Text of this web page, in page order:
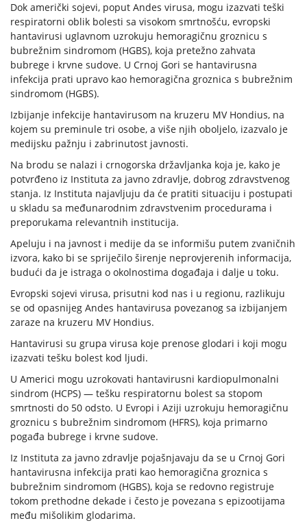
Dok američki sojevi, poput Andes virusa, mogu izazvati teški
respiratorni oblik bolesti sa visokom smrtnošću, evropski
hantavirusi uglavnom uzrokuju hemoragičnu groznicu s
bubrežnim sindromom (HGBS), koja pretežno zahvata
bubrege i krvne sudove. U Crnoj Gori se hantavirusna
infekcija prati upravo kao hemoragična groznica s bubrežnim
sindromom (HGBS).
Izbijanje infekcije hantavirusom na kruzeru MV Hondius, na
kojem su preminule tri osobe, a više njih oboljelo, izazvalo je
medijsku pažnju i zabrinutost javnosti.
Na brodu se nalazi i crnogorska državljanka koja je, kako je
potvrđeno iz Instituta za javno zdravlje, dobrog zdravstvenog
stanja. Iz Instituta najavljuju da će pratiti situaciju i postupati
u skladu sa međunarodnim zdravstvenim procedurama i
preporukama relevantnih institucija.
Apeluju i na javnost i medije da se informišu putem zvaničnih
izvora, kako bi se spriječilo širenje neprovjerenih informacija,
budući da je istraga o okolnostima događaja i dalje u toku.
Evropski sojevi virusa, prisutni kod nas i u regionu, razlikuju
se od opasnijeg Andes hantavirusa povezanog sa izbijanjem
zaraze na kruzeru MV Hondius.
Hantavirusi su grupa virusa koje prenose glodari i koji mogu
izazvati tešku bolest kod ljudi.
U Americi mogu uzrokovati hantavirusni kardiopulmonalni
sindrom (HCPS) — tešku respiratornu bolest sa stopom
smrtnosti do 50 odsto. U Evropi i Aziji uzrokuju hemoragičnu
groznicu s bubrežnim sindromom (HFRS), koja primarno
pogađa bubrege i krvne sudove.
Iz Instituta za javno zdravlje pojašnjavaju da se u Crnoj Gori
hantavirusna infekcija prati kao hemoragična groznica s
bubrežnim sindromom (HGBS), koja se redovno registruje
tokom prethodne dekade i često je povezana s epizootijama
među mišolikim glodarima.